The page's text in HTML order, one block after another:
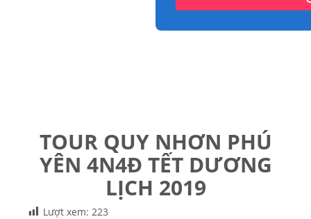
TOUR QUY NHƠN PHÚ
YÊN 4N4Đ TẾT DƯƠNG
LỊCH 2019
Lượt xem: 223